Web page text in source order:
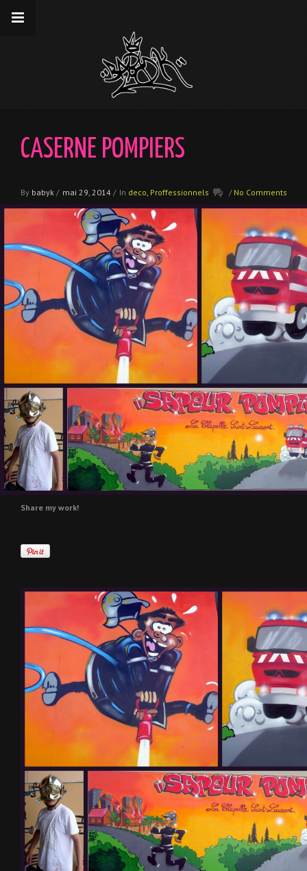
__gaTracker('send','pageview');
CASERNE POMPIERS
By babyk / mai 29, 2014 / In deco Proffessionnels / No Comments
Share my work!